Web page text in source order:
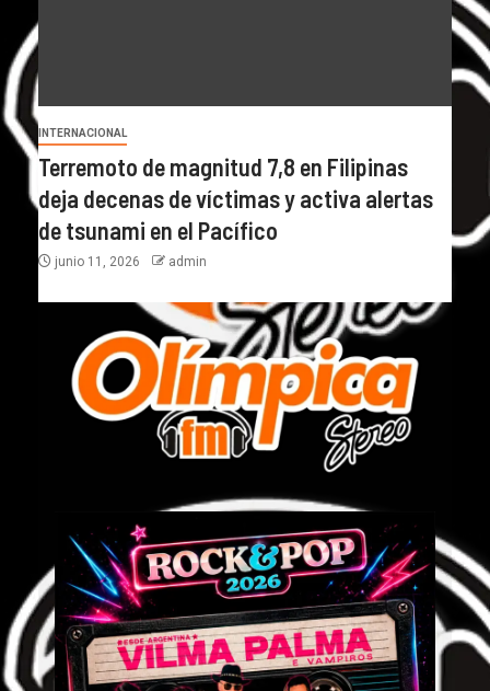
INTERNACIONAL
Terremoto de magnitud 7,8 en Filipinas
deja decenas de víctimas y activa alertas
de tsunami en el Pacífico
junio 11, 2026 admin